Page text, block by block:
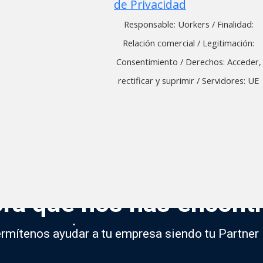
de Privacidad
Responsable: Uorkers /Finalidad:
Relación comercial/ Legitimación:
Consentimiento /Derechos: Acceder,
rectificar y suprimir/ Servidores: UE
que nos has
ayudar a tu empresa siendo tu Partner